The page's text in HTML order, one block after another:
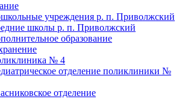
учреждения р. п. Приволжский
школы р. п. Приволжский
образование
№ 4
отделение поликлиники №
отделение